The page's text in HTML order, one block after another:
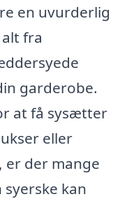
en uvurderlig
fra
garderobe.
at få sysætter
eller
er der mange
kan